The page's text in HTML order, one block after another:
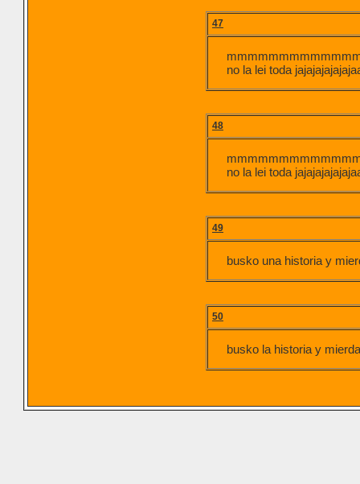
47
no la lei toda
48
no la lei toda
49
busko una historia y
50
busko la historia y